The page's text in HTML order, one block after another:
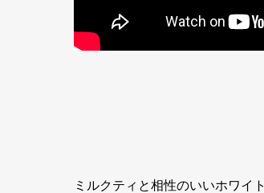
ミルクティと相性のいいホワイ